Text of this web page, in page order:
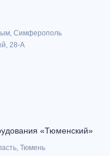
Симферополь
28-А
«Тюменский»
Тюмень